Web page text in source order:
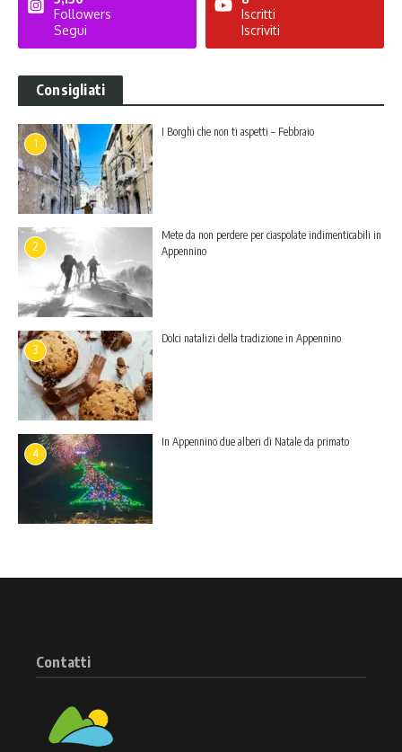
Followers
Segui
Iscritti
Iscriviti
Consigliati
1
I Borghi che non ti aspetti – Febbraio
2
Mete da non perdere per ciaspolate indimenticabili in
Appennino
3
Dolci natalizi della tradizione in Appennino
4
In Appennino due alberi di Natale da primato
Contatti